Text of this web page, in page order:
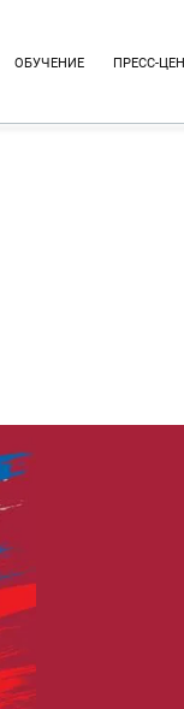
ОБУЧЕНИЕ ПРЕСС-